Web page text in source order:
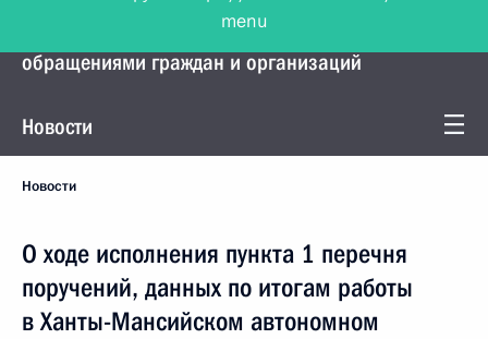
Управление Президента по работе с
обращениями граждан и организаций
Новости
Новости
О ходе исполнения пункта 1 перечня
поручений, данных по итогам работы
в Ханты-Мансийском автономном
menu